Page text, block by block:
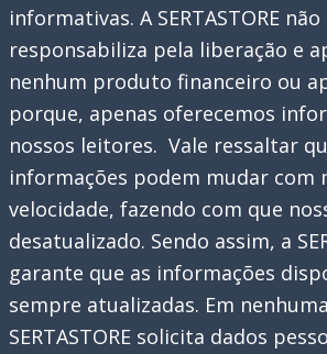
informativas. A SERTASTORE não
responsabiliza pela liberação e
nenhum produto financeiro ou
porque, apenas oferecemos
nossos leitores. Vale ressaltar
informações podem mudar com
velocidade, fazendo com que
desatualizado. Sendo assim, a
garante que as informações
sempre atualizadas. Em
SERTASTORE solicita dados